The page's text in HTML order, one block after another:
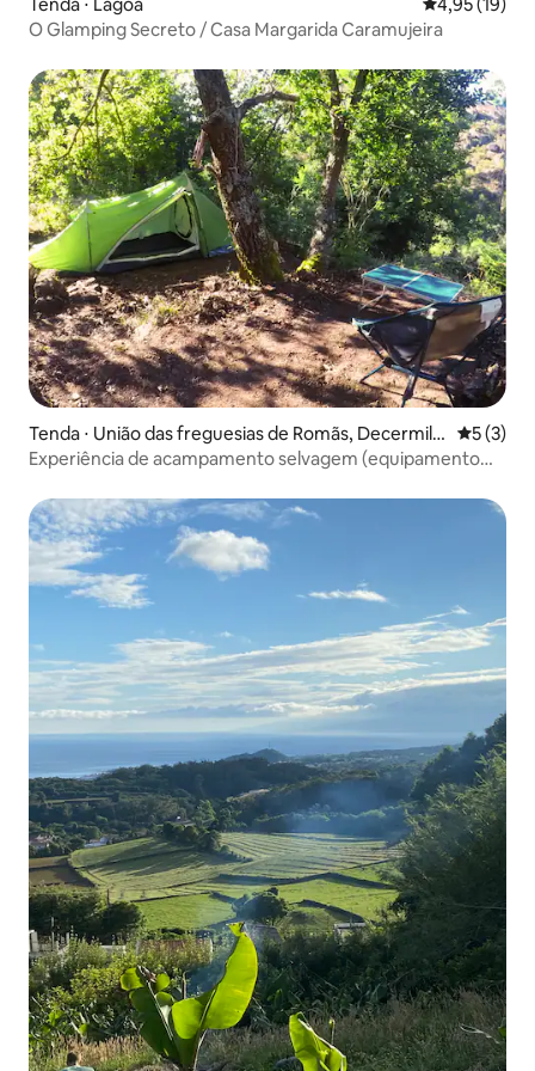
O Glamping Secreto / Casa Margarida Caramujeira
Tenda ⋅ União das freguesias de Romãs, Decermilo
e Vila Longa
5 de
5 (3)
Experiência de acampamento selvagem (equipamento